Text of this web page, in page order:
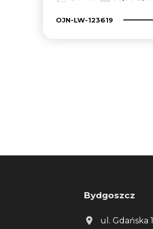
OJN-LW-123619
Bydgoszcz
ul. Gdańska 1